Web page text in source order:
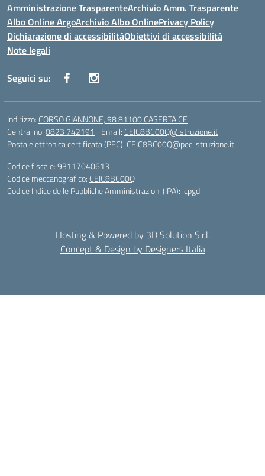
Amministrazione TrasparenteArchivio Amm. Trasparente
Albo Online ArgoArchivio Albo OnlinePrivacy Policy
Dichiarazione di accessibilitàObiettivi di accessibilità
Note legali
Seguici su:
Indirizzo: CORSO GIANNONE, 98 81100 CASERTA CE
Centralino:0823 742191 Email: CEIC8BC00Q@istruzione.it
Posta elettronica certificata (PEC): CEIC8BC00Q@pec.istruzione.it
Codice fiscale: 93117040613
Codice meccanografico: CEIC8BC00Q
Codice Indice delle Pubbliche Amministrazioni (IPA): icpgd
Hosting & Powered by 3D Solution S.r.l.
Concept & Design by Designers Italia